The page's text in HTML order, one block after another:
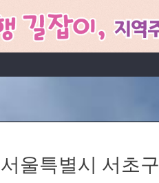
서울특별시 서초구